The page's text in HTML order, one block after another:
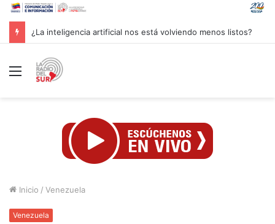
Groenlandia lanza una fuerte advertencia a empresa petrolera vinculada a Trump
Menú
Inicio / Venezuela
Venezuela